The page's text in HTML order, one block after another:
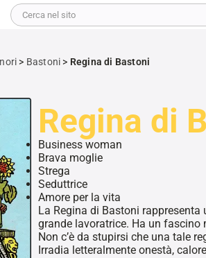
> Bastoni > Regina di Bastoni
Regina di
Business woman
Brava moglie
Strega
Seduttrice
Amore per la vita
La Regina di Bastoni
grande lavoratrice. Ha un fascino
Non c’è da stupirsi che una tale
Irradia letteralmente onestà,